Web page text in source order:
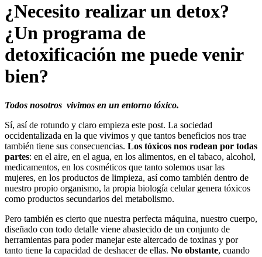
¿Necesito realizar un detox?
¿Un programa de
detoxificación me puede venir
bien?
Todos nosotros vivimos en un entorno tóxico.
Sí, así de rotundo y claro empieza este post. La sociedad
occidentalizada en la que vivimos y que tantos beneficios nos trae
también tiene sus consecuencias. Los tóxicos nos rodean por todas
partes: en el aire, en el agua, en los alimentos, en el tabaco, alcohol,
medicamentos, en los cosméticos que tanto solemos usar las
mujeres, en los productos de limpieza, así como también dentro de
nuestro propio organismo, la propia biología celular genera tóxicos
como productos secundarios del metabolismo.
Pero también es cierto que nuestra perfecta máquina, nuestro cuerpo,
diseñado con todo detalle viene abastecido de un conjunto de
herramientas para poder manejar este altercado de toxinas y por
tanto tiene la capacidad de deshacer de ellas. No obstante, cuando